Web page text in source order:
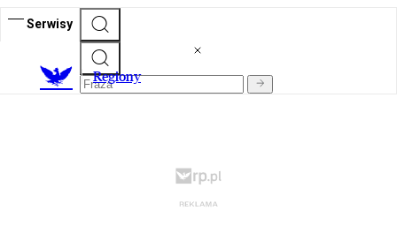
Serwisy
Regiony